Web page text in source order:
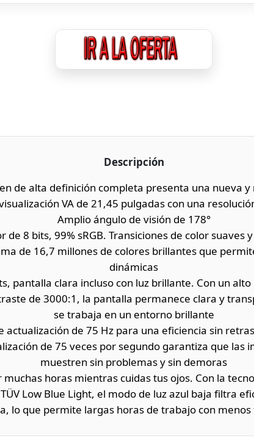
Descripción
de alta definición completa presenta una nueva
VA de 21,45 pulgadas con una
Amplio ángulo de visión de 178°
de 8 bits, 99% sRGB. Transiciones de color suaves
de 16,7 millones de colores brillantes que
dinámicas
pantalla clara incluso con luz brillante. Con un
de 3000:1, la pantalla permanece clara y
se trabaja en un entorno brillante
actualización de 75 Hz para una eficiencia sin
de 75 veces por segundo garantiza que las
muestren sin problemas y sin demoras
muchas horas mientras cuidas tus ojos. Con la
Low Blue Light, el modo de luz azul baja filtra
lo que permite largas horas de trabajo con